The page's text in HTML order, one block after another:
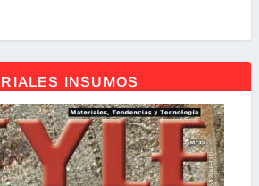
INSUMOS